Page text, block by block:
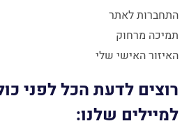
התחברות לאתר
תמיכה מרחוק
האיזור האישי שלי
רוצים לדעת הכל לפני
למיילים שלנו: